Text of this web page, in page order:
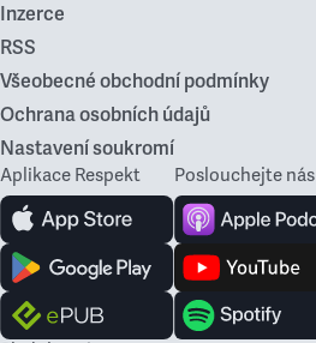
Inzerce
RSS
Všeobecné obchodní podmínky
Ochrana osobních údajů
Nastavení soukromí
Aplikace Respekt Poslouchejte nás